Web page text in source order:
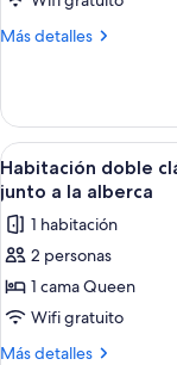
1
size,
baño
privado,
en
esquina
Más detalles
Más
doble
clásica,
1
cama
Queen
size,
baño
privado,
en
esquina
Abrir
todas
las
fotos
de
Habitación
doble
clásica,
2
Habitación doble
junto a la alberca
1 habitación
2 personas
1 cama Queen
Wifi gratuito
Más detalles
Más